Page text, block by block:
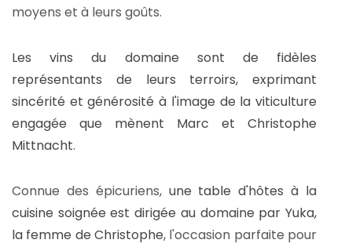
moyens et à leurs goûts.
Les vins du domaine sont de fidèles
représentants de leurs terroirs, exprimant
sincérité et générosité à l'image de la viticulture
engagée que mènent Marc et Christophe
Mittnacht.
Connue des épicuriens, une table d'hôtes à la
cuisine soignée est dirigée au domaine par Yuka,
la femme de Christophe, l'occasion parfaite pour